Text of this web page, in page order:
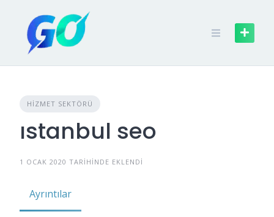
HIZMET SEKTÖRÜ
ıstanbul seo
1 OCAK 2020 TARIHINDE EKLENDI
Ayrıntılar